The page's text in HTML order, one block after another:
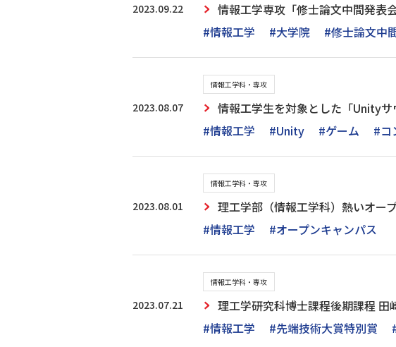
2023.09.22
情報工学専攻「修士論文中間発表
#情報工学
#大学院 #修士論文中
2023.08.07
情報工学科・専攻
情報工学生を対象とした「Unity
#情報工学
#Unity #ゲーム #コ
2023.08.01
情報工学科・専攻
理工学部（情報工学科）熱いオー
#情報工学
#オープンキャンパス
2023.07.21
情報工学科・専攻
理工学研究科博士課程後期課程
#情報工学
#先端技術大賞特別賞